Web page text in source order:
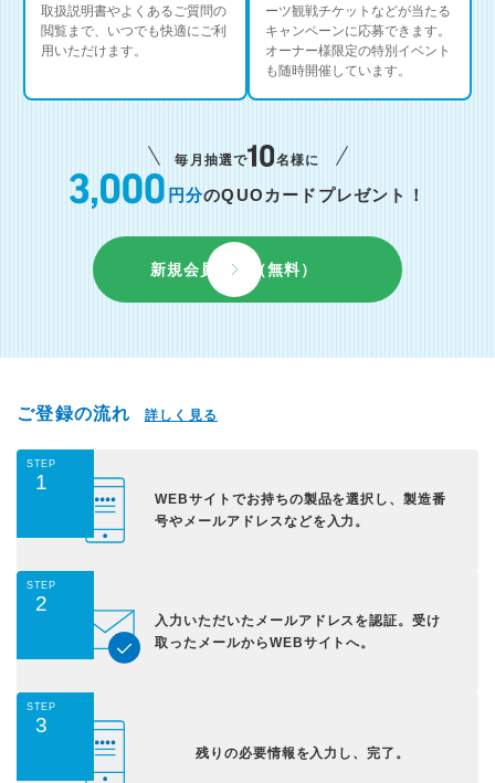
取扱説明書やよくあるご質問の
閲覧まで、いつでも快適にご利
用いただけます。
ーツ観戦チケットなどが当たる
キャンペーンに応募できます。
オーナー様限定の特別イベント
も随時開催しています。
毎月抽選で 名様に
円分のQUOカードプレゼント！
新規会員登録（無料）
ご登録の流れ 詳しく見る
STEP
1
WEBサイトでお持ちの製品を選択し、製造番
号やメールアドレスなどを入力。
STEP
2
入力いただいた メールアドレスを認証。受け
取ったメールからWEBサイトへ。
STEP
3
残りの必要情報を入力し、完了。